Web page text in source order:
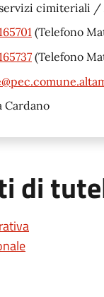
cimiteriali /
(Telefono
(Telefono
Cardano
di